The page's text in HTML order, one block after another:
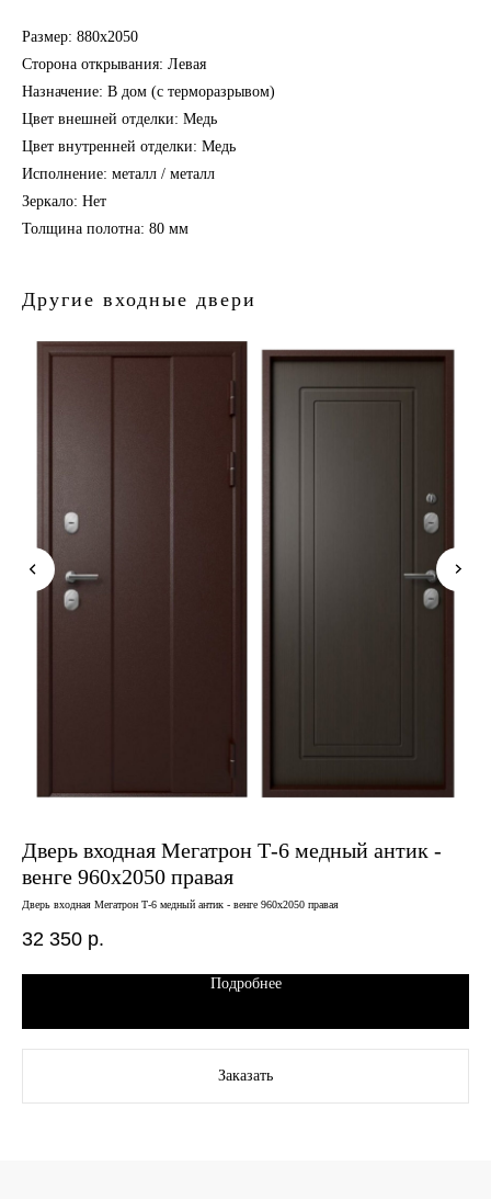
Размер: 880х2050
Сторона открывания: Левая
Назначение: В дом (с терморазрывом)
Цвет внешней отделки: Медь
Цвет внутренней отделки: Медь
Исполнение: металл / металл
Зеркало: Нет
Толщина полотна: 80 мм
Другие входные двери
Дверь входная Мегатрон Т-6 медный антик -
венге 960х2050 правая
Дверь входная Мегатрон Т-6 медный антик - венге 960х2050 правая
32 350 р.
Подробнее
Заказать